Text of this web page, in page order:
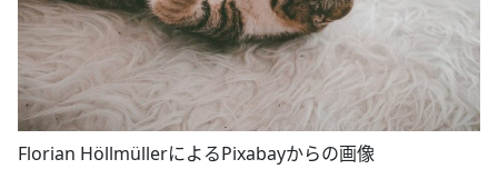
Florian HöllmüllerによるPixabayからの画像